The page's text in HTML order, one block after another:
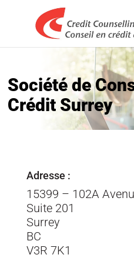
Société de
Crédit Surrey
Adresse :
15399 – 102A
Suite 201
Surrey
BC
V3R 7K1